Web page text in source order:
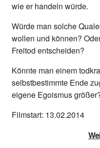
wie er handeln würde.
Würde man solche
wollen und können?
Freitod entscheiden?
Könnte man einem
selbstbestimmte Ende
eigene Egoismus
Filmstart: 13.02.2014